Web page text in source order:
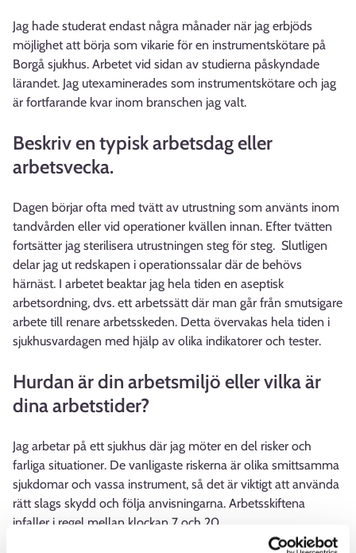
Jag hade studerat endast några månader när jag erbjöds
möjlighet att börja som vikarie för en instrumentskötare på
Borgå sjukhus. Arbetet vid sidan av studierna påskyndade
lärandet. Jag utexaminerades som instrumentskötare och jag
är fortfarande kvar inom branschen jag valt.
Beskriv en typisk arbetsdag eller
arbetsvecka.
Dagen börjar ofta med tvätt av utrustning som använts inom
tandvården eller vid operationer kvällen innan. Efter tvätten
fortsätter jag sterilisera utrustningen steg för steg. Slutligen
delar jag ut redskapen i operationssalar där de behövs
härnäst. I arbetet beaktar jag hela tiden en aseptisk
arbetsordning, dvs. ett arbetssätt där man går från smutsigare
arbete till renare arbetsskeden. Detta övervakas hela tiden i
sjukhusvardagen med hjälp av olika indikatorer och tester.
Hurdan är din arbetsmiljö eller vilka är
dina arbetstider?
Jag arbetar på ett sjukhus där jag möter en del risker och
farliga situationer. De vanligaste riskerna är olika smittsamma
sjukdomar och vassa instrument, så det är viktigt att använda
rätt slags skydd och följa anvisningarna. Arbetsskiftena
infaller i regel mellan klockan 7 och 20.